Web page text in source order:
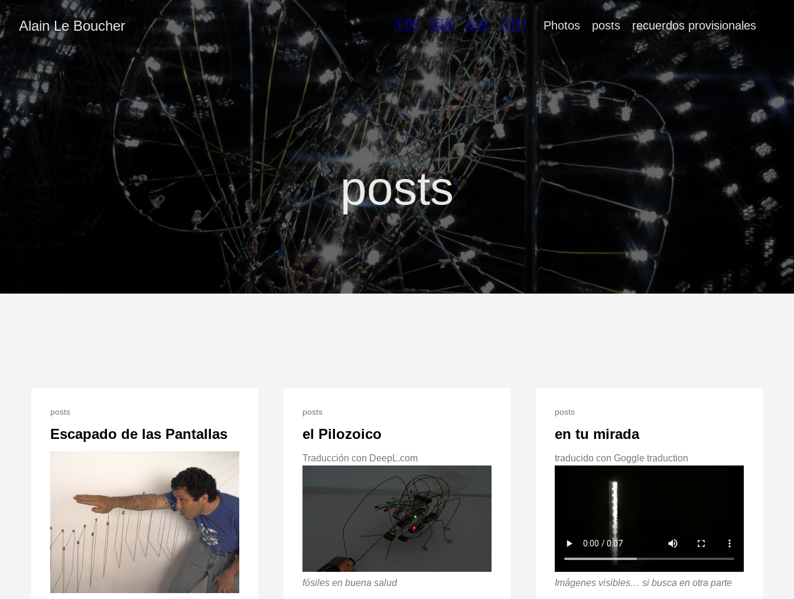
Alain Le Boucher 🇫🇷 🇬🇧 🇩🇪 🇮🇹 Photos posts recuerdos provisionales
posts
posts
Escapado de las Pantallas
posts
el Pilozoico
Traducción con DeepL.com
fósiles en buena salud
posts
en tu mirada
traducido con Goggle traduction
Imágenes visibles… si busca en otra parte